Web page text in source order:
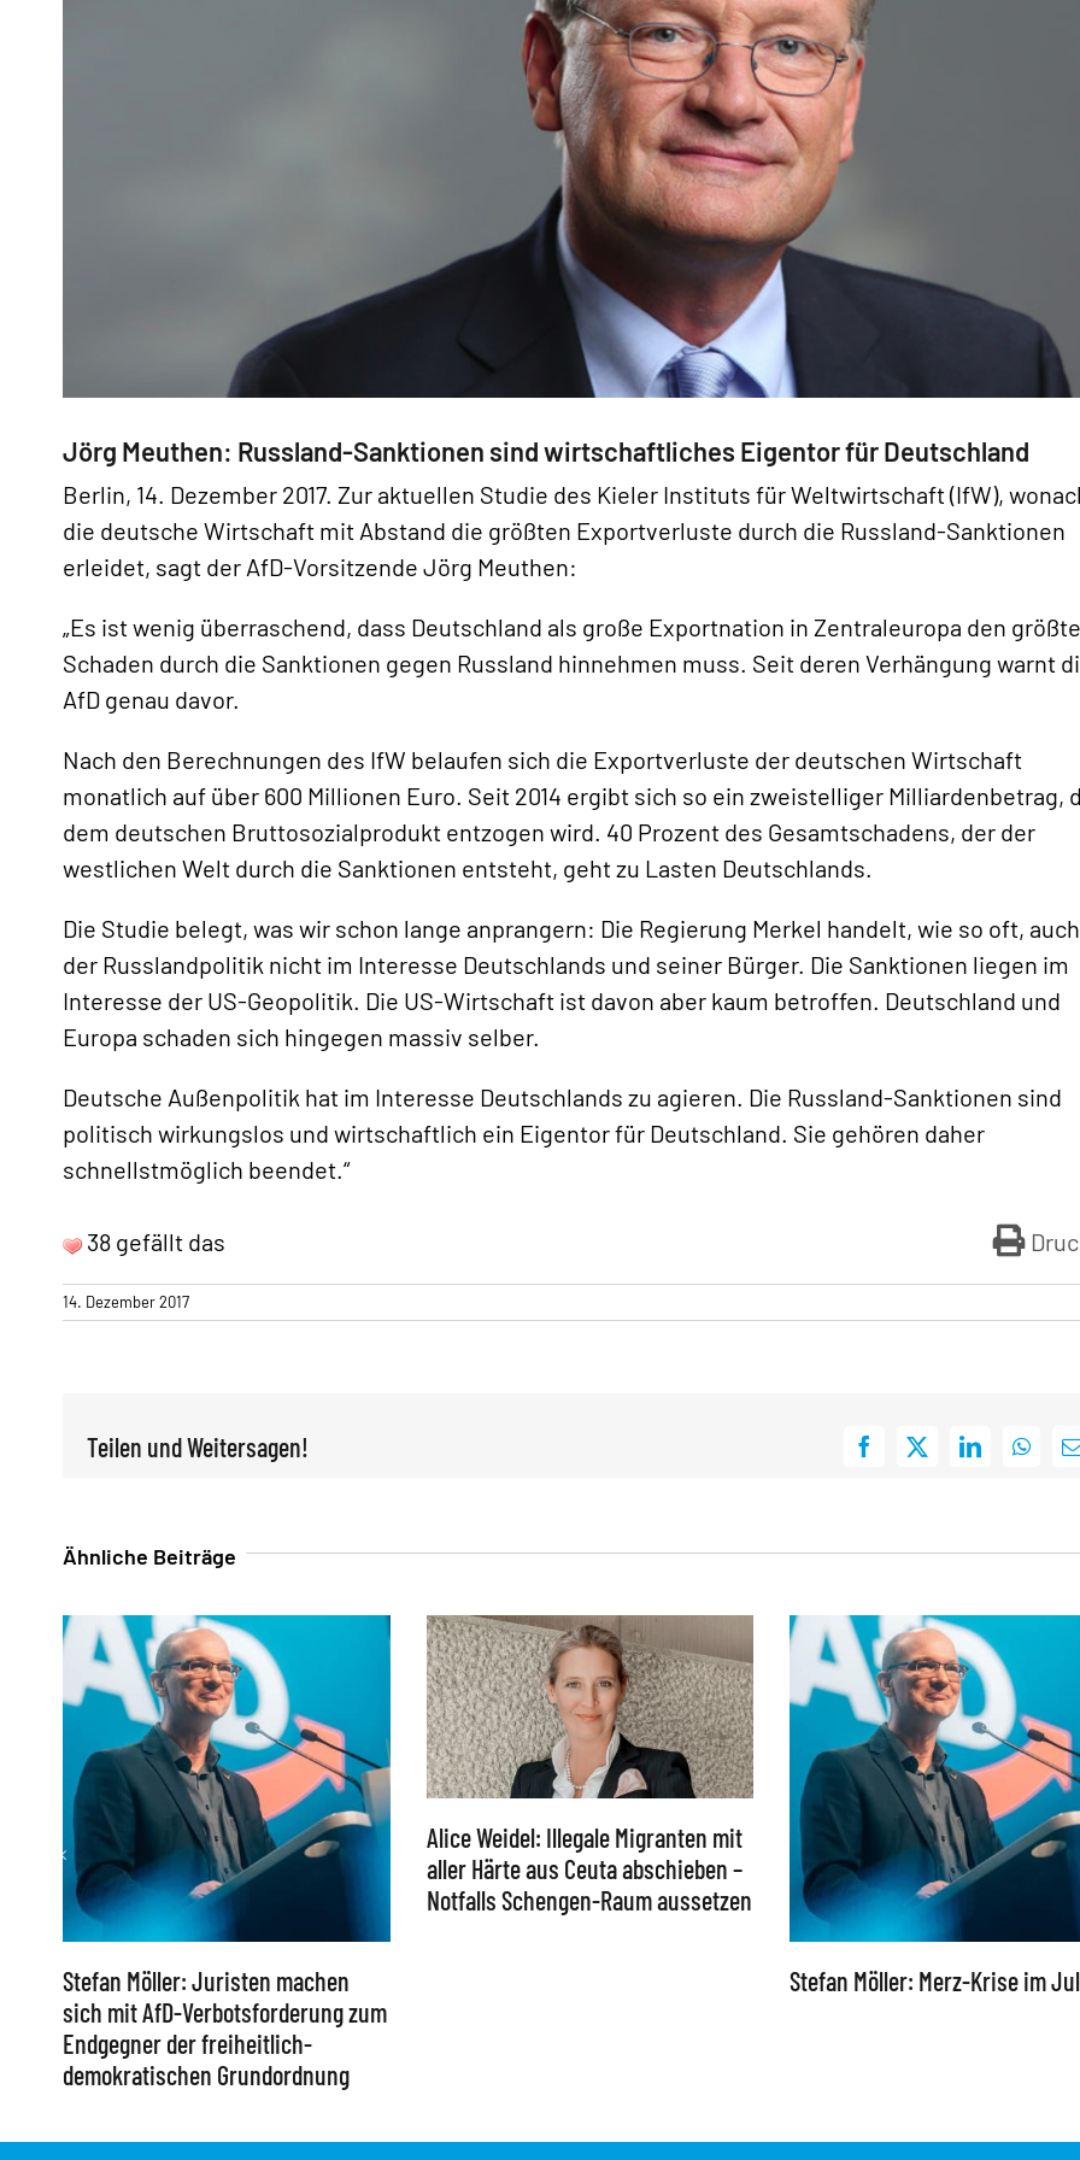
«
Jörg Meuthen: Russland-Sanktionen sind wirtschaftliches Eigentor für Deutschland
Berlin, 14. Dezember 2017. Zur aktuellen Studie des Kieler Instituts für Weltwirtschaft (IfW),
die deutsche Wirtschaft mit Abstand die größten Exportverluste durch die Russland-Sanktionen
erleidet, sagt der AfD-Vorsitzende Jörg Meuthen:
„Es ist wenig überraschend, dass Deutschland als große Exportnation in Zentraleuropa den
Schaden durch die Sanktionen gegen Russland hinnehmen muss. Seit deren Verhängung warnt
AfD genau davor.
Nach den Berechnungen des IfW belaufen sich die Exportverluste der deutschen Wirtschaft
monatlich auf über 600 Millionen Euro. Seit 2014 ergibt sich so ein zweistelliger Milliardenbetrag,
dem deutschen Bruttosozialprodukt entzogen wird. 40 Prozent des Gesamtschadens, der der
westlichen Welt durch die Sanktionen entsteht, geht zu Lasten Deutschlands.
Die Studie belegt, was wir schon lange anprangern: Die Regierung Merkel handelt, wie so oft,
der Russlandpolitik nicht im Interesse Deutschlands und seiner Bürger. Die Sanktionen liegen im
Interesse der US-Geopolitik. Die US-Wirtschaft ist davon aber kaum betroffen. Deutschland und
Europa schaden sich hingegen massiv selber.
Deutsche Außenpolitik hat im Interesse Deutschlands zu agieren. Die Russland-Sanktionen sind
politisch wirkungslos und wirtschaftlich ein Eigentor für Deutschland. Sie gehören daher
schnellstmöglich beendet.“
38 gefällt das
14. Dezember 2017
Teilen und Weitersagen! Facebook
X LinkedIn
Ähnliche Beiträge
Stefan Möller: Juristen machen
sich mit AfD-Verbotsforderung zum
Endgegner der freiheitlich-
demokratischen Grundordnung
Alice Weidel: Illegale Migranten mit
aller Härte aus Ceuta abschieben –
Notfalls Schengen-Raum aussetzen
Stefan Möller: Merz-Krise im